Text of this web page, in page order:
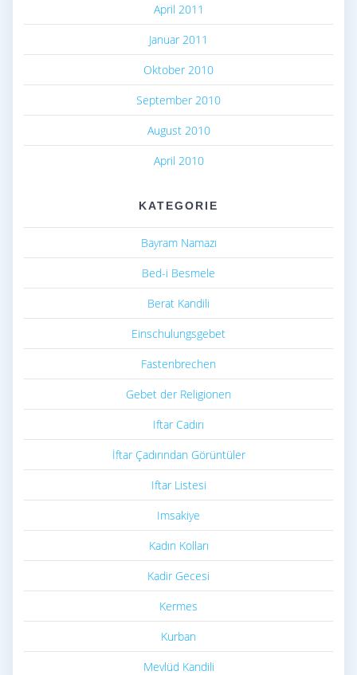
April 2011
Januar 2011
Oktober 2010
September 2010
August 2010
April 2010
KATEGORIE
Bayram Namazı
Bed-i Besmele
Berat Kandili
Einschulungsgebet
Fastenbrechen
Gebet der Religionen
Iftar Cadırı
İftar Çadırından Görüntüler
Iftar Listesi
Imsakiye
Kadın Kolları
Kadir Gecesi
Kermes
Kurban
Mevlüd Kandili